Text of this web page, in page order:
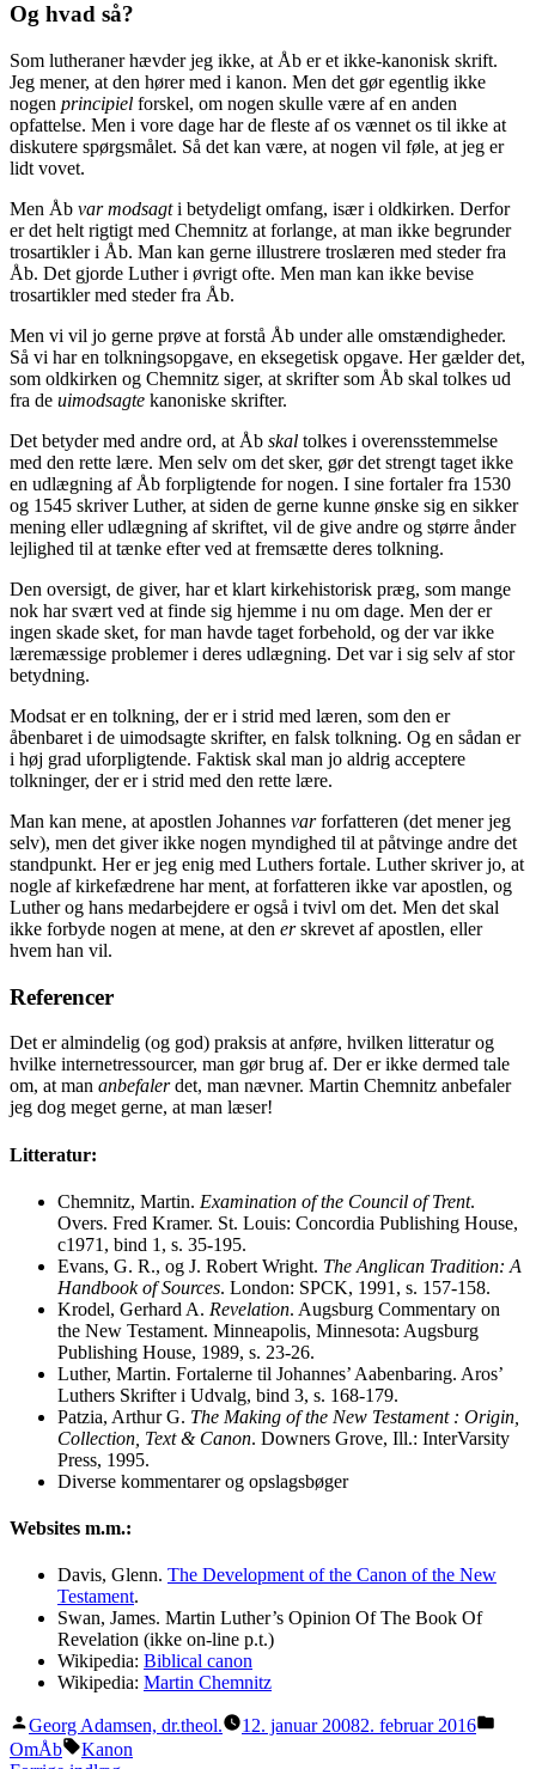
Og hvad så?
Som lutheraner hævder jeg ikke, at Åb er et ikke-kanonisk skrift.
Jeg mener, at den hører med i kanon. Men det gør egentlig ikke
nogen principiel forskel, om nogen skulle være af en anden
opfattelse. Men i vore dage har de fleste af os vænnet os til ikke at
diskutere spørgsmålet. Så det kan være, at nogen vil føle, at jeg er
lidt vovet.
Men Åb var modsagti betydeligt omfang, især i oldkirken. Derfor
er det helt rigtigt med Chemnitz at forlange, at man ikke begrunder
trosartikler i Åb. Man kan gerne illustrere troslæren med steder fra
Åb. Det gjorde Luther i øvrigt ofte. Men man kan ikke bevise
trosartikler med steder fra Åb.
Men vi vil jo gerne prøve at forstå Åb under alle omstændigheder.
Så vi har en tolkningsopgave, en eksegetisk opgave. Her gælder det,
som oldkirken og Chemnitz siger, at skrifter som Åb skal tolkes ud
fra de uimodsagte kanoniske skrifter.
Det betyder med andre ord, at Åb skal tolkes i overensstemmelse
med den rette lære. Men selv om det sker, gør det strengt taget ikke
en udlægning af Åb forpligtende for nogen. I sine fortaler fra 1530
og 1545 skriver Luther, at siden de gerne kunne ønske sig en sikker
mening eller udlægning af skriftet, vil de give andre og større ånder
lejlighed til at tænke efter ved at fremsætte deres tolkning.
Den oversigt, de giver, har et klart kirkehistorisk præg, som mange
nok har svært ved at finde sig hjemme i nu om dage. Men der er
ingen skade sket, for man havde taget forbehold, og der var ikke
læremæssige problemer i deres udlægning. Det var i sig selv af stor
betydning.
Modsat er en tolkning, der er i strid med læren, som den er
åbenbaret i de uimodsagte skrifter, en falsk tolkning. Og en sådan er
i høj grad uforpligtende. Faktisk skal man jo aldrig acceptere
tolkninger, der er i strid med den rette lære.
Man kan mene, at apostlen Johannes varforfatteren (det mener jeg
selv), men det giver ikke nogen myndighed til at påtvinge andre det
standpunkt. Her er jeg enig med Luthers fortale. Luther skriver jo, at
nogle af kirkefædrene har ment, at forfatteren ikke var apostlen, og
Luther og hans medarbejdere er også i tvivl om det. Men det skal
ikke forbyde nogen at mene, at den erskrevet af apostlen, eller
hvem han vil.
Referencer
Det er almindelig (og god) praksis at anføre, hvilken litteratur og
hvilke internetressourcer, man gør brug af. Der er ikke dermed tale
om, at man anbefalerdet, man nævner. Martin Chemnitz anbefaler
jeg dog meget gerne, at man læser!
Litteratur:
Chemnitz, Martin. Examination of the Council of Trent.
Overs. Fred Kramer. St. Louis: Concordia Publishing House,
c1971, bind 1, s. 35-195.
Evans, G. R., og J. Robert Wright. The Anglican Tradition: A
Handbook of Sources. London: SPCK, 1991, s. 157-158.
Krodel, Gerhard A. Revelation. Augsburg Commentary on
the New Testament. Minneapolis, Minnesota: Augsburg
Publishing House, 1989, s. 23-26.
Luther, Martin. Fortalerne til Johannes’ Aabenbaring. Aros’
Luthers Skrifter i Udvalg, bind 3, s. 168-179.
Patzia, Arthur G. The Making of the New Testament : Origin,
Collection, Text & Canon. Downers Grove, Ill.: InterVarsity
Press, 1995.
Diverse kommentarer og opslagsbøger
Websites m.m.:
Davis, Glenn. The Development of the Canon of the New
Testament.
Swan, James. Martin Luther’s Opinion Of The Book Of
Revelation (ikke on-line p.t.)
Wikipedia: Biblical canon
Wikipedia: Martin Chemnitz
Posted
by
Georg Adamsen, dr.theol. 12. januar 20082. februar 2016
OmÅb Tags:
Kanon